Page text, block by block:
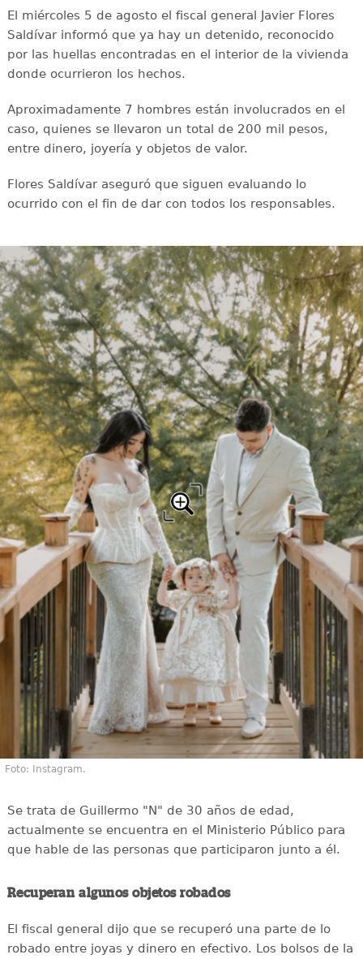
El miércoles 5 de agosto el fiscal general Javier Flores
Saldívar informó que ya hay un detenido, reconocido
por las huellas encontradas en el interior de la vivienda
donde ocurrieron los hechos.
Aproximadamente 7 hombres están involucrados en el
caso, quienes se llevaron un total de 200 mil pesos,
entre dinero, joyería y objetos de valor.
Flores Saldívar aseguró que siguen evaluando lo
ocurrido con el fin de dar con todos los responsables.
Foto: Instagram.
Se trata de Guillermo "N" de 30 años de edad,
actualmente se encuentra en el Ministerio Público para
que hable de las personas que participaron junto a él.
Recuperan algunos objetos robados
El fiscal general dijo que se recuperó una parte de lo
robado entre joyas y dinero en efectivo. Los bolsos de la